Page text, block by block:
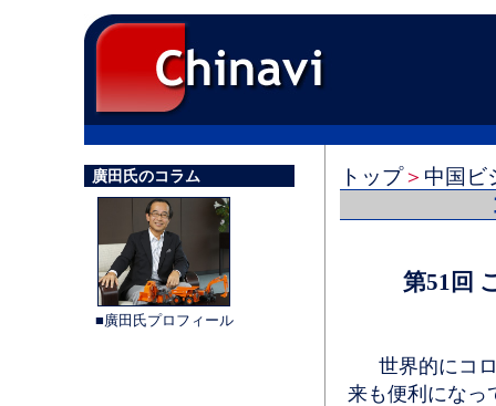
廣田氏のコラム
■廣田氏プロフィール
トップ＞ 中国ビ
第51回
世界的にコロ
来も便利になっ